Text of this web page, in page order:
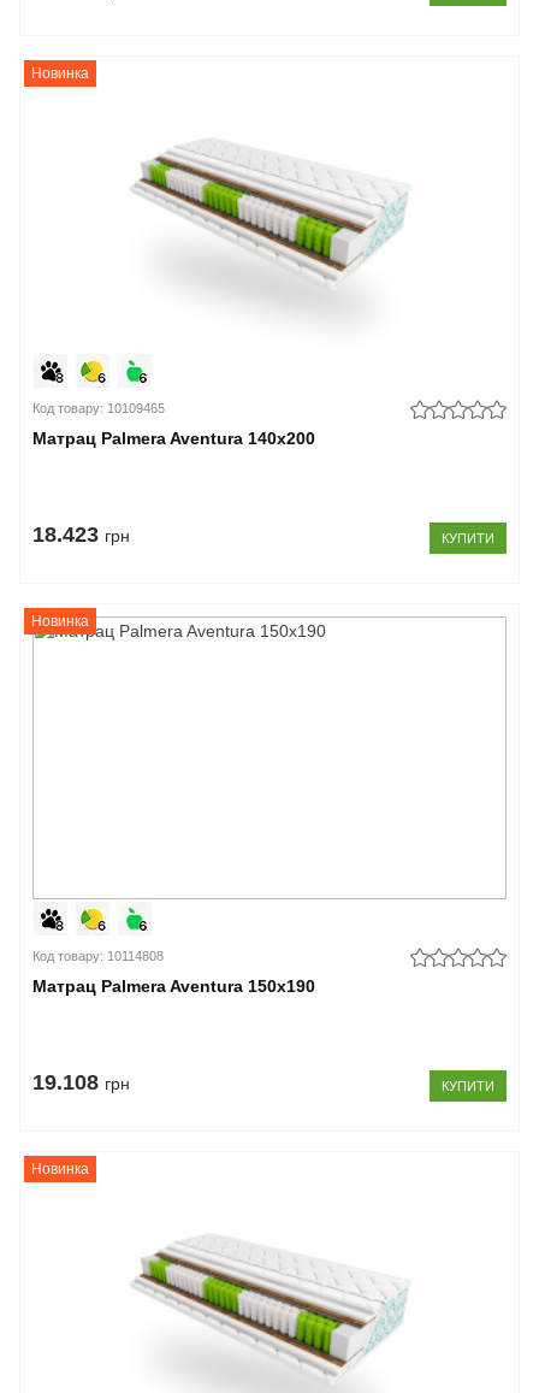
Новинка
Код товару: 10109465
Матрац Palmera Aventura 140x200
18.423 грн КУПИТИ
Новинка
Код товару: 10114808
Матрац Palmera Aventura 150x190
19.108 грн КУПИТИ
Новинка